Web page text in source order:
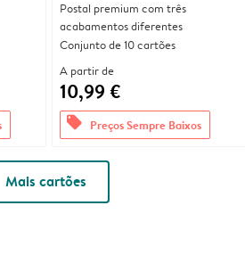
Postal premium com três
acabamentos diferentes
Conjunto de 10 cartões
A partir de
10,99 €
offers Preços Sempre Baixos
Mais cartões